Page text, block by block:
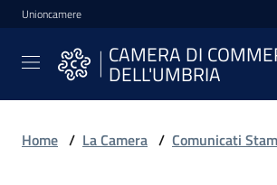
Vai al contenuto
Vai alla navigazione
Vai al footer
Unioncamere
CAMERA DI
DELL'UMBRIA
CAMERA DI
COMMERCIO
DELL'UMBRIA
Home / La Camera / Comunicati